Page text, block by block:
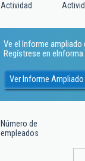
Actividad
Ve el Informe ampliado
Regístrese en
Ver Informe Ampliado
Número de
empleados